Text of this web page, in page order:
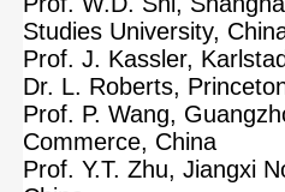
Studies University,
Prof. J. Kassler,
Dr. L. Roberts,
Prof. P. Wang,
Commerce, China
Prof. Y.T. Zhu, Jiangxi